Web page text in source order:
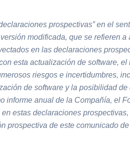
prospectivas” en el
modificada, que se refieren
en las declaraciones
esta actualización de software,
riesgos e incertidumbres,
de software y la posibilidad
informe anual de la Compañía, el
estas declaraciones
prospectiva de este comunicado